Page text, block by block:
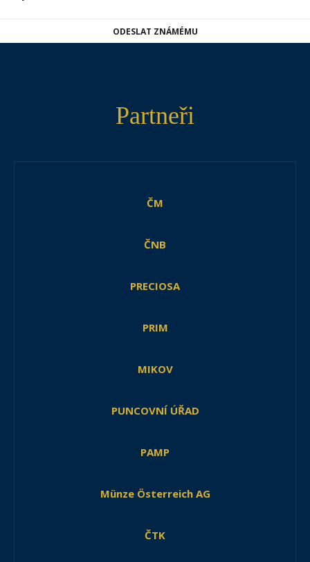
ODESLAT ZNÁMÉMU
Partneři
ČM
ČNB
PRECIOSA
PRIM
MIKOV
PUNCOVNÍ ÚŘAD
PAMP
Münze Österreich AG
ČTK